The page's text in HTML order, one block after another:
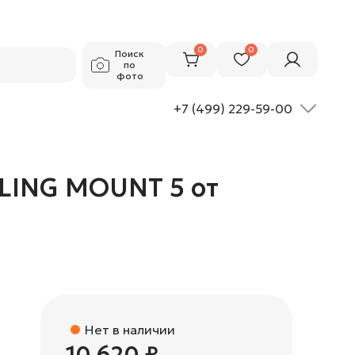
Поиск
по
фото
0 0
+7 (499) 229-59-00
MOUNT 5 от
Нет в наличии